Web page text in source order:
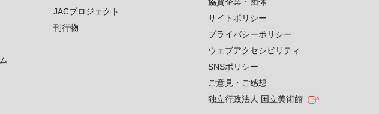
JACプロジェクト
刊行物
サイトポリシー
プライバシーポリシー
ウェブアクセシビリティ
SNSポリシー
ご意見・ご感想
独立行政法人 国立美術館